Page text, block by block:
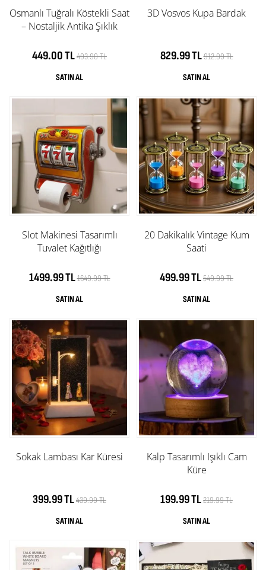
Osmanlı Tuğralı Köstekli Saat
– Nostaljik Antika Şıklık
449.00 TL493.90 TL
3D Vosvos Kupa Bardak
829.99 TL912.99 TL
Slot Makinesi Tasarımlı
Tuvalet Kağıtlığı
1499.99 TL1649.99 TL
20 Dakikalık Vintage Kum
Saati
499.99 TL549.99 TL
Sokak Lambası Kar Küresi
399.99 TL439.99 TL
Kalp Tasarımlı Işıklı Cam
Küre
199.99 TL219.99 TL